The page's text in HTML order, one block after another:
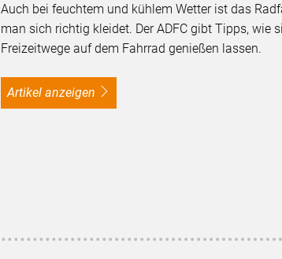
Auch bei feuchtem und kühlem Wetter ist das
man sich richtig kleidet. Der ADFC gibt Tipps, wie
Freizeitwege auf dem Fahrrad genießen lassen.
Artikel anzeigen